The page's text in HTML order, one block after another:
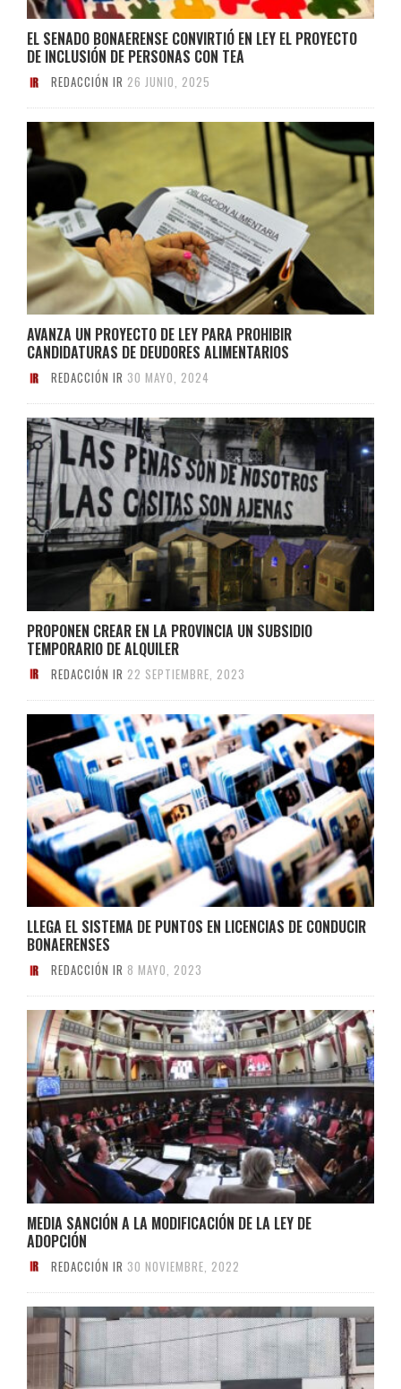
EL SENADO BONAERENSE CONVIRTIÓ EN LEY EL PROYECTO
DE INCLUSIÓN DE PERSONAS CON TEA
REDACCIÓN IR 26 JUNIO, 2025
AVANZA UN PROYECTO DE LEY PARA PROHIBIR
CANDIDATURAS DE DEUDORES ALIMENTARIOS
REDACCIÓN IR 30 MAYO, 2024
PROPONEN CREAR EN LA PROVINCIA UN SUBSIDIO
TEMPORARIO DE ALQUILER
REDACCIÓN IR 22 SEPTIEMBRE, 2023
LLEGA EL SISTEMA DE PUNTOS EN LICENCIAS DE CONDUCIR
BONAERENSES
REDACCIÓN IR 8 MAYO, 2023
MEDIA SANCIÓN A LA MODIFICACIÓN DE LA LEY DE
ADOPCIÓN
REDACCIÓN IR 30 NOVIEMBRE, 2022